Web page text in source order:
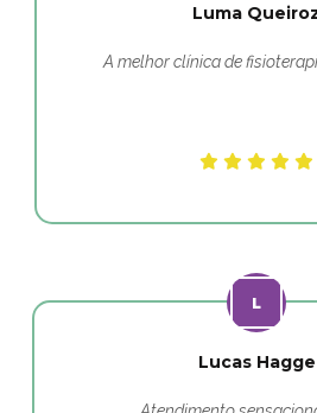
Luma
A melhor clínica de
Lucas Hagge